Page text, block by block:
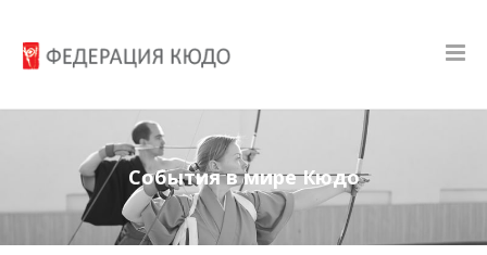
События в мире Кюдо